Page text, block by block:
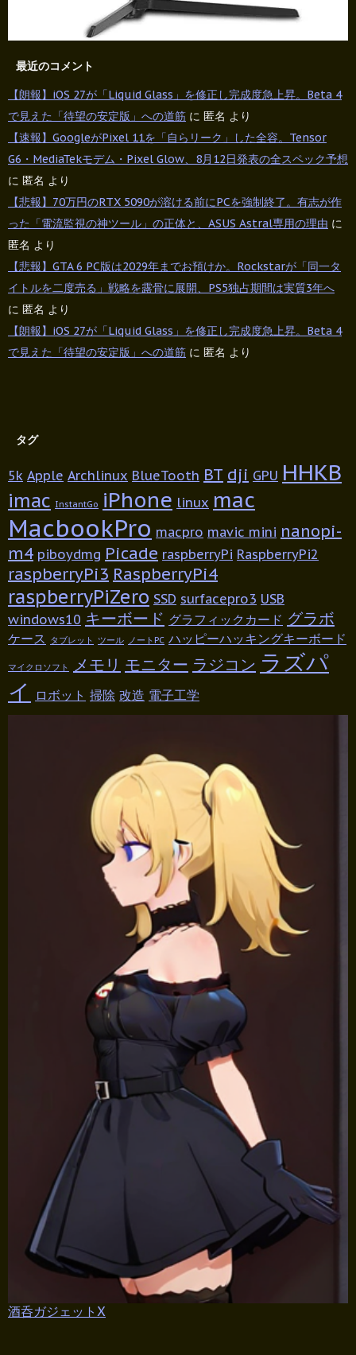
最近のコメント
【朗報】iOS 27が「Liquid Glass」を修正し完成度急上昇。Beta 4
で見えた「待望の安定版」への道筋 に 匿名 より
【速報】GoogleがPixel 11を「自らリーク」した全容。Tensor
G6・MediaTekモデム・Pixel Glow、8月12日発表の全スペック予想
に 匿名 より
【悲報】70万円のRTX 5090が溶ける前にPCを強制終了。有志が作
った「電流監視の神ツール」の正体と、ASUS Astral専用の理由 に
匿名 より
【悲報】GTA 6 PC版は2029年までお預けか。Rockstarが「同一タ
イトルを二度売る」戦略を露骨に展開、PS5独占期間は実質3年へ
に 匿名 より
【朗報】iOS 27が「Liquid Glass」を修正し完成度急上昇。Beta 4
で見えた「待望の安定版」への道筋 に 匿名 より
タグ
5k Apple Archlinux BlueTooth BT dji GPU HHKB
imac InstantGo iPhone linux mac
MacbookPro macpro mavic mini nanopi-
m4 piboydmg Picade raspberryPi RaspberryPi2
raspberryPi3 RaspberryPi4
raspberryPiZero SSD surfacepro3 USB
windows10 キーボード グラフィックカード グラボ
ケース タブレット ツール ノートPC ハッピーハッキングキーボード
マイクロソフト メモリ モニター ラジコン ラズパ
イ
ロボット 掃除 改造 電子工学
酒呑ガジェットX